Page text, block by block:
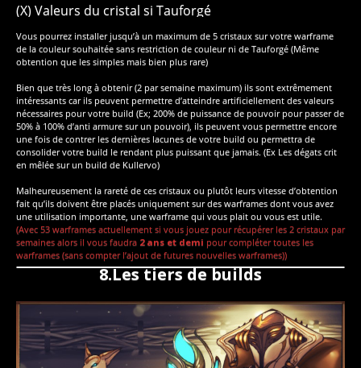
(X) Valeurs du cristal si Tauforgé
Vous pourrez installer jusqu’à un maximum de 5 cristaux sur votre warframe
de la couleur souhaitée sans restriction de couleur ni de Tauforgé (Même
obtention que les simples mais bien plus rare)
Bien que très long à obtenir (2 par semaine maximum) ils sont extrêmement
intéressants car ils peuvent permettre d’atteindre artificiellement des valeurs
nécessaires pour votre build (Ex; 200% de puissance de pouvoir pour passer de
50% à 100% d’anti armure sur un pouvoir), ils peuvent vous permettre encore
une fois de contrer les dernières lacunes de votre build ou permettra de
consolider votre build le rendant plus puissant que jamais. (Ex Les dégats crit
en mêlée sur un build de Kullervo)
Malheureusement la rareté de ces cristaux ou plutôt leurs vitesse d’obtention
fait qu’ils doivent être placés uniquement sur des warframes dont vous avez
une utilisation importante, une warframe qui vous plait ou vous est utile.
(Avec 53 warframes actuellement si vous jouez pour récupérer les 2 cristaux par
semaines alors il vous faudra 2 ans et demi pour compléter toutes les
warframes (sans compter l’ajout de futures nouvelles warframes))
8.Les tiers de builds